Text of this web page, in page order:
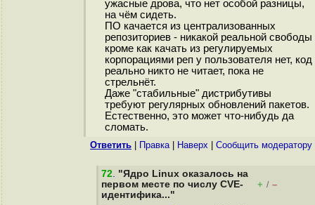
ужасные дрова, что нет особой разницы,
на чём сидеть.
ПО качается из централизованных
репозиториев - никакой реальной свободы
кроме как качать из регулируемых
корпорациями реп у пользователя нет, код
реально никто не читает, пока не
стрельнёт.
Даже "стабильные" дистрибутивы
требуют регулярных обновлений пакетов.
Естественно, это может что-нибудь да
сломать.
Ответить Правка| Наверх Cообщить модератору
72. "Ядро Linux оказалось на
первом месте по числу CVE-
идентифика..."
+ / –